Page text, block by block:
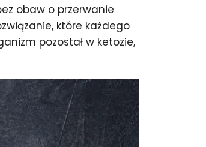
obaw o przerwanie
które każdego
pozostał w ketozie,